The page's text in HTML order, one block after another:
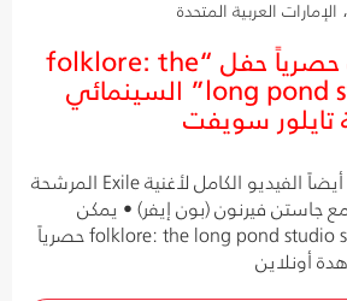
شبكة OSN تبث حصرياً حفل “folklore: the
long pond studio sessions” السينمائي
تايلور سويفت
تايلور سويفت أطلقت أيضاً الفيديو الكامل لأغنية Exile المرشحة
مع جاستن فيرنون (بون إيفر) • يمكن
مشاهدة فيلم folklore: the long pond studio sessions حصرياً